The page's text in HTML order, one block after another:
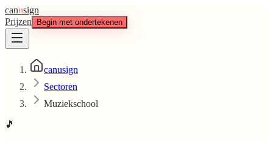
canusign
Prijzen
Begin met ondertekenen
canusign
Sectoren
Muziekschool
🎵